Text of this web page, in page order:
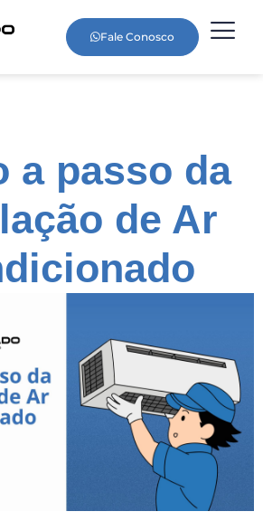
Fale Conosco
a passo da
de Ar